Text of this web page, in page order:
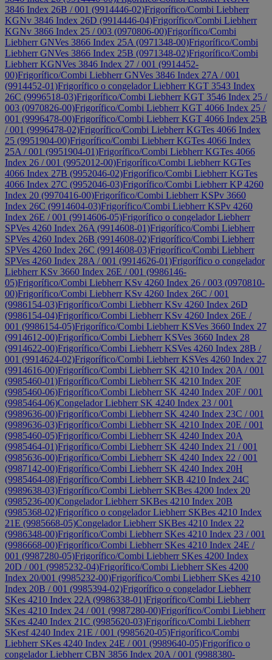
3846 Index 26B / 001 (9914446-02)Frigorífico/Combi Liebherr
KGNv 3846 Index 26D (9914446-04)Frigorífico/Combi Liebherr
KGNv 3866 Index 25 / 003 (0970806-00)Frigorífico/Combi
Liebherr GNVes 3866 Index 25A (0971348-00)Frigorífico/Combi
Liebherr GNVes 3866 Index 25B (0971348-02)Frigorífico/Combi
Liebherr KGNVes 3846 Index 27 / 001 (9914452-
00)Frigorífico/Combi Liebherr GNVes 3846 Index 27A / 001
(9914452-01)Frigorífico o congelador Liebherr KGT 3543 Index
26C (9996518-03)Frigorífico/Combi Liebherr KGT 3546 Index 25 /
003 (0970826-00)Frigorífico/Combi Liebherr KGT 4066 Index 25 /
001 (9996478-00)Frigorífico/Combi Liebherr KGT 4066 Index 25B
/ 001 (9996478-02)Frigorífico/Combi Liebherr KGTes 4066 Index
25 (9951904-00)Frigorífico/Combi Liebherr KGTes 4066 Index
25A / 001 (9951904-01)Frigorífico/Combi Liebherr KGTes 4066
Index 26 / 001 (9952012-00)Frigorífico/Combi Liebherr KGTes
4066 Index 27B (9952046-02)Frigorífico/Combi Liebherr KGTes
4066 Index 27C (9952046-03)Frigorífico/Combi Liebherr KP 4260
Index 20 (9970416-00)Frigorífico/Combi Liebherr KSPv 3660
Index 26C (9914604-03)Frigorífico/Combi Liebherr KSPv 4260
Index 26E / 001 (9914606-05)Frigorífico o congelador Liebherr
SPVes 4260 Index 26A (9914608-01)Frigorífico/Combi Liebherr
SPVes 4260 Index 26B (9914608-02)Frigorífico/Combi Liebherr
SPVes 4260 Index 26C (9914608-03)Frigorífico/Combi Liebherr
SPVes 4260 Index 28A / 001 (9914626-01)Frigorífico o congelador
Liebherr KSv 3660 Index 26E / 001 (9986146-
05)Frigorífico/Combi Liebherr KSv 4260 Index 26 / 003 (0970810-
00)Frigorífico/Combi Liebherr KSv 4260 Index 26C / 001
(9986154-03)Frigorífico/Combi Liebherr KSv 4260 Index 26D
(9986154-04)Frigorífico/Combi Liebherr KSv 4260 Index 26E /
001 (9986154-05)Frigorífico/Combi Liebherr KSVes 3660 Index 27
(9914612-00)Frigorífico/Combi Liebherr KSVes 3660 Index 28
(9914622-00)Frigorífico/Combi Liebherr KSVes 4260 Index 28B /
001 (9914624-02)Frigorífico/Combi Liebherr KSVes 4260 Index 27
(9914616-00)Frigorífico/Combi Liebherr SK 4210 Index 20A / 001
(9985460-01)Frigorífico/Combi Liebherr SK 4210 Index 20F
(9985460-06)Frigorífico/Combi Liebherr SK 4240 Index 20F / 001
(9985464-06)Congelador Liebherr SK 4240 Index 23 / 001
(9989636-00)Frigorífico/Combi Liebherr SK 4240 Index 23C / 001
(9989636-03)Frigorífico/Combi Liebherr SK 4210 Index 20E / 001
(9985460-05)Frigorífico/Combi Liebherr SK 4240 Index 20A
(9985464-01)Frigorífico/Combi Liebherr SK 4240 Index 21 / 001
(9985636-00)Frigorífico/Combi Liebherr SK 4240 Index 22 / 001
(9987142-00)Frigorífico/Combi Liebherr SK 4240 Index 20H
(9985464-08)Frigorífico/Combi Liebherr SKB 4210 Index 24C
(9989638-03)Frigorífico/Combi Liebherr SKBes 4200 Index 20
(9985236-00)Congelador Liebherr SKBes 4210 Index 20B
(9985368-02)Frigorífico o congelador Liebherr SKBes 4210 Index
21E (9985668-05)Congelador Liebherr SKBes 4210 Index 22
(9986348-00)Frigorífico/Combi Liebherr SKes 4210 Index 23 / 001
(9986668-00)Frigorífico/Combi Liebherr SKes 4210 Index 24E /
001 (9987280-05)Frigorífico/Combi Liebherr SKes 4200 Index
20D / 001 (9985232-04)Frigorífico/Combi Liebherr SKes 4200
Index 20/001 (9985232-00)Frigorífico/Combi Liebherr SKes 4210
Index 20B / 001 (9985394-02)Frigorífico o congelador Liebherr
SKes 4210 Index 22A (9986338-01)Frigorífico/Combi Liebherr
SKes 4210 Index 24 / 001 (9987280-00)Frigorífico/Combi Liebherr
SKes 4240 Index 21C (9985620-03)Frigorífico/Combi Liebherr
SKesf 4240 Index 21E / 001 (9985620-05)Frigorífico/Combi
Liebherr SKes 4240 Index 24E / 001 (9989640-05)Frigorífico o
congelador Liebherr CBN 3856 Index 20A / 001 (9988380-